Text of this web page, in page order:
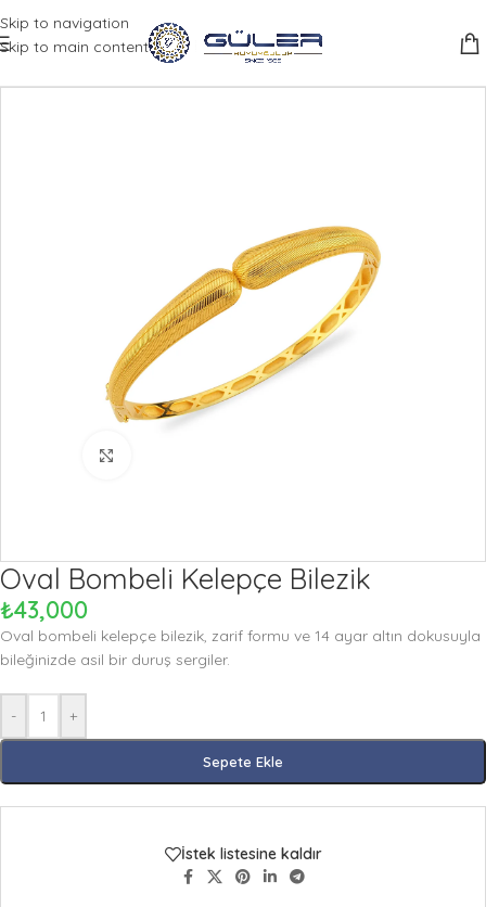
Skip to navigation
Skip to main content
Oval Bombeli Kelepçe Bilezik
₺43,000
Oval bombeli kelepçe bilezik, zarif formu ve 14 ayar altın dokusuyla
bileğinizde asil bir duruş sergiler.
- +
Sepete Ekle
İstek listesine kaldır